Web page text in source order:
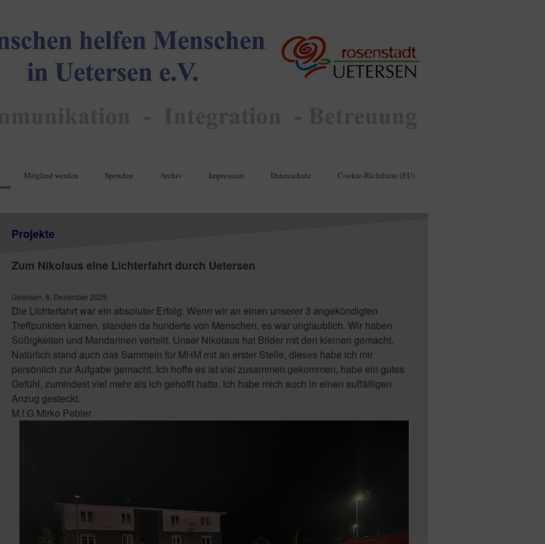
Mitglied werden Spenden Archiv Impressum Datenschutz Cookie-Richtlinie (EU)
Projekte
Zum Nikolaus eine Lichterfahrt durch Uetersen
Uetersen, 6. Dezember 2025
Die Lichterfahrt war ein absoluter Erfolg. Wenn wir an einen unserer 3 angekündigten
Treffpunkten kamen, standen da hunderte von Menschen, es war unglaublich. Wir haben
Süßigkeiten und Mandarinen verteilt. Unser Nikolaus hat Bilder mit den kleinen gemacht.
Natürlich stand auch das Sammeln für MHM mit an erster Stelle, dieses habe ich mir
persönlich zur Aufgabe gemacht. Ich hoffe es ist viel zusammen gekommen, habe ein gutes
Gefühl, zumindest viel mehr als ich gehofft hatte. Ich habe mich auch in einen auffälligen
Anzug gesteckt.
M.f.G Mirko Pebler